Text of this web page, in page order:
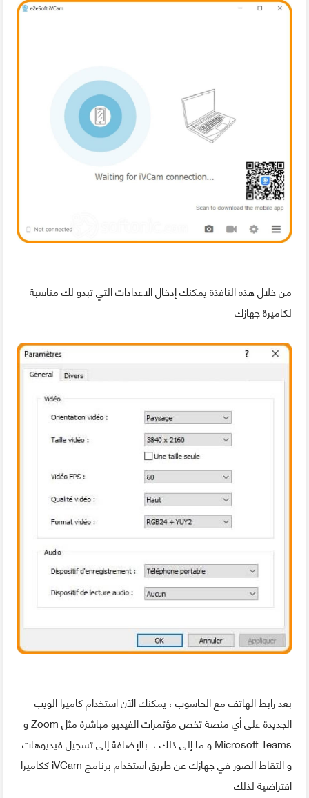
من خلال هذه النافذة يمكنك إدخال الاعدادات التي تبدو لك مناسبة
لكاميرة جهازك
بعد رابط الهاتف مع الحاسوب ، يمكنك الآن استخدام كاميرا الويب
الجديدة على أي منصة تخص مؤتمرات الفيديو مباشرة مثل Zoom و
Microsoft Teams و ما إلى ذلك ، بالإضافة إلى تسجيل فيديوهات
و التقاط الصور في جهازك عن طريق استخدام برنامج iVCam ككاميرا
افتراضية لذلك